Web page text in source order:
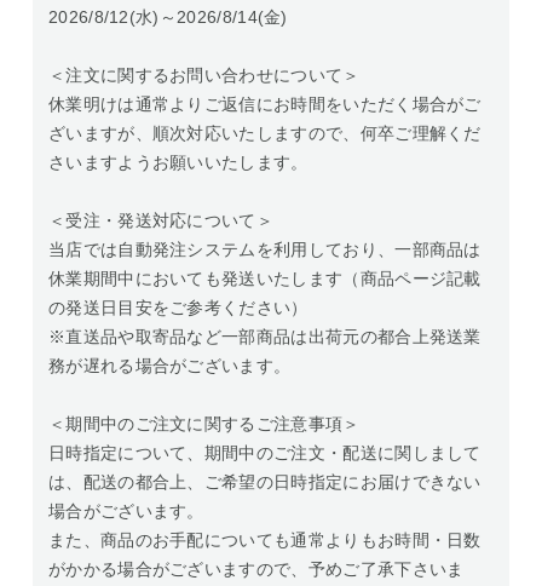
2026/8/12(水)～2026/8/14(金)
＜注文に関するお問い合わせについて＞
休業明けは通常よりご返信にお時間をいただく場合がご
ざいますが、順次対応いたしますので、何卒ご理解くだ
さいますようお願いいたします。
＜受注・発送対応について＞
当店では自動発注システムを利用しており、一部商品は
休業期間中においても発送いたします（商品ページ記載
の発送日目安をご参考ください）
※直送品や取寄品など一部商品は出荷元の都合上発送業
務が遅れる場合がございます。
＜期間中のご注文に関するご注意事項＞
日時指定について、期間中のご注文・配送に関しまして
は、配送の都合上、ご希望の日時指定にお届けできない
場合がございます。
また、商品のお手配についても通常よりもお時間・日数
がかかる場合がございますので、予めご了承下さいま